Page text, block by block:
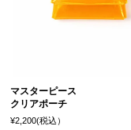
マスターピース
クリアポーチ
¥2,200(税込）